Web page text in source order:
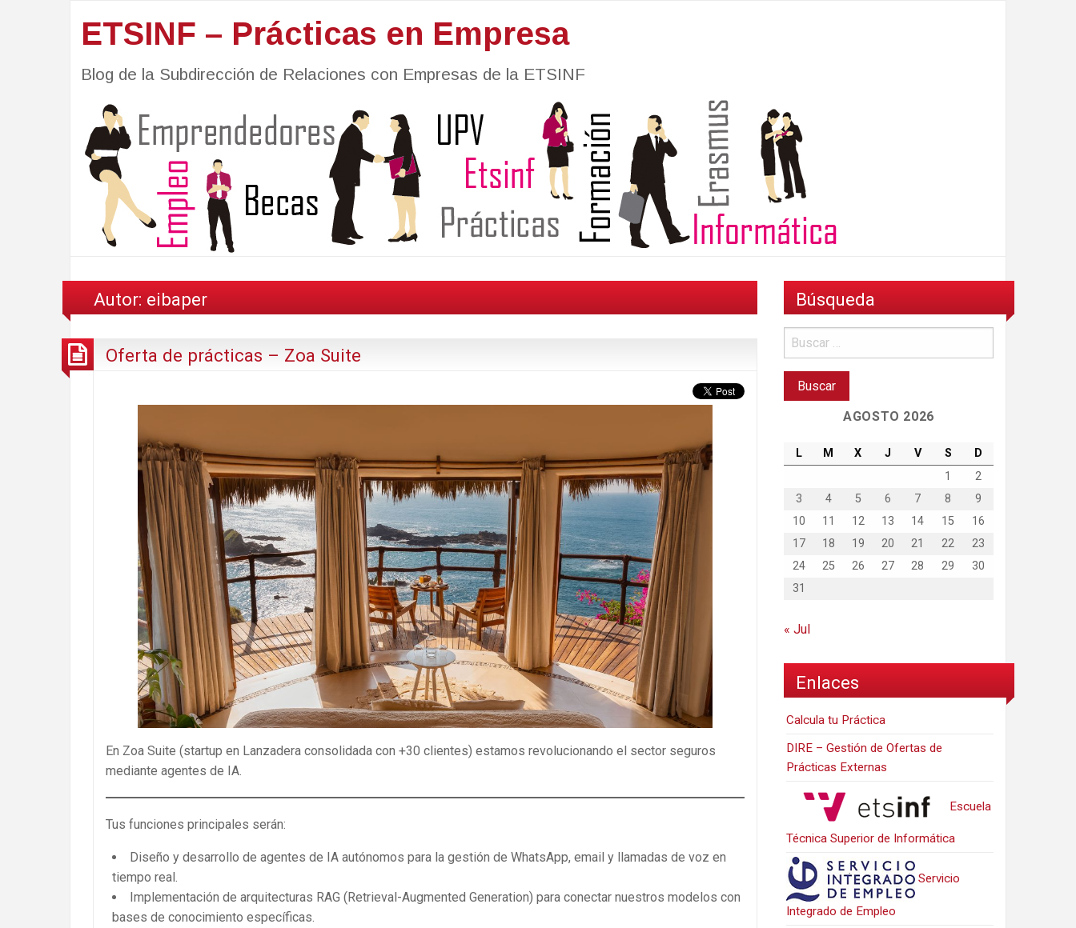
ETSINF – Prácticas en Empresa
Blog de la Subdirección de Relaciones con Empresas de la ETSINF
Autor: eibaper
Oferta de prácticas – Zoa Suite
En Zoa Suite (startup en Lanzadera consolidada con +30 clientes) estamos revolucionando el sector seguros
mediante agentes de IA.
Tus funciones principales serán:
Diseño y desarrollo de agentes de IA autónomos para la gestión de WhatsApp, email y llamadas de voz en
tiempo real.
Implementación de arquitecturas RAG (Retrieval-Augmented Generation) para conectar nuestros modelos con
bases de conocimiento específicas.
Búsqueda
AGOSTO 2026
L M X J V S
D
1
2
3
4 5 6 7 8
9
10
11 12 13 14 15
16
17
18 19 20 21 22
23
24
25 26 27 28 29
30
31
« Jul
Enlaces
Calcula tu Práctica
DIRE – Gestión de Ofertas de
Prácticas Externas
Escuela
Técnica Superior de Informática
Servicio
Integrado de Empleo